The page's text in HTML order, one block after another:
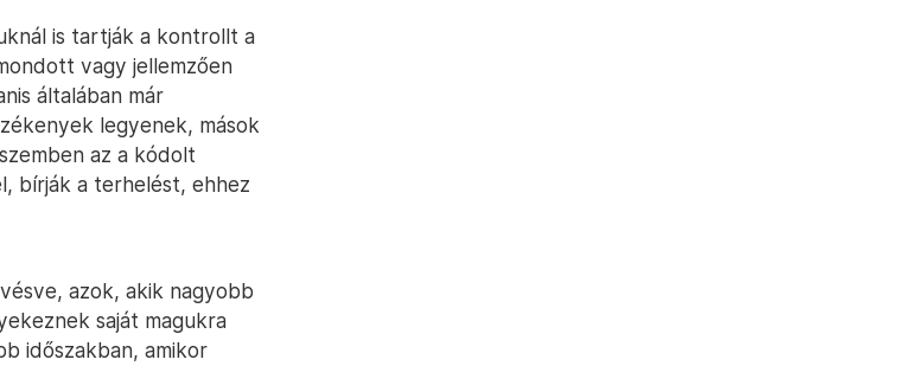
is tartják a kontrollt a
vagy jellemzően
általában már
legyenek, mások
az a kódolt
bírják a terhelést, ehhez
azok, akik nagyobb
saját magukra
időszakban, amikor